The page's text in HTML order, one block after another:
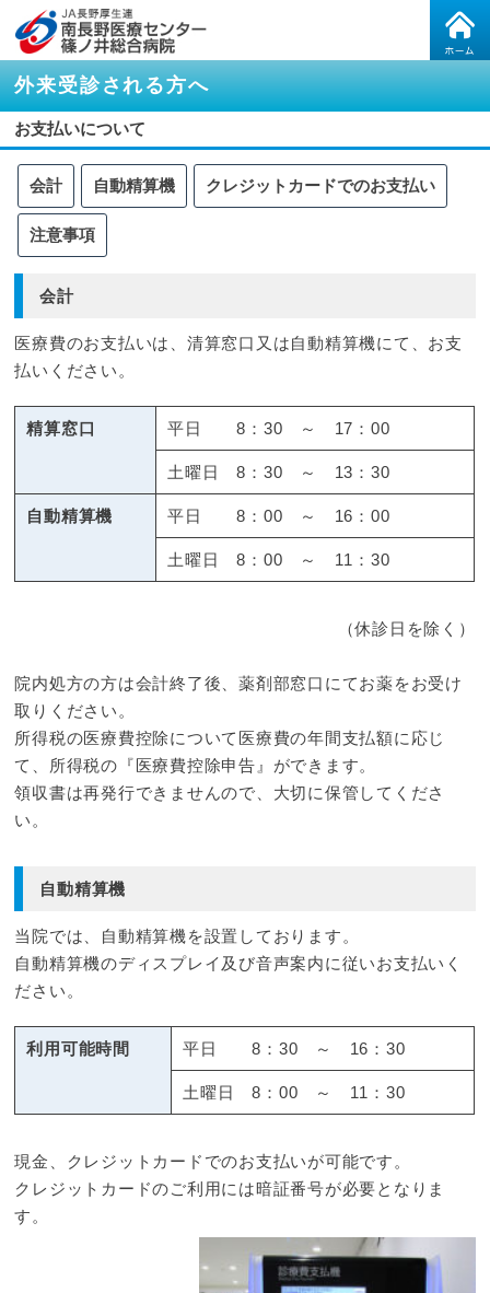
外来受診される方へ
お支払いについて
会計 自動精算機 クレジットカードでのお支払い
注意事項
会計
医療費のお支払いは、清算窓口又は自動精算機にて、お支
払いください。
精算窓口 平日 8：30 ～ 17：00
土曜日 8：30 ～ 13：30
自動精算機 平日 8：00 ～ 16：00
土曜日 8：00 ～ 11：30
（休診日を除く）
院内処方の方は会計終了後、薬剤部窓口にてお薬をお受け
取りください。
所得税の医療費控除について医療費の年間支払額に応じ
て、所得税の『医療費控除申告』ができます。
領収書は再発行できませんので、大切に保管してくださ
い。
自動精算機
当院では、自動精算機を設置しております。
自動精算機のディスプレイ及び音声案内に従いお支払いく
ださい。
利用可能時間 平日 8：30 ～ 16：30
土曜日 8：00 ～ 11：30
現金、クレジットカードでのお支払いが可能です。
クレジットカードのご利用には暗証番号が必要となりま
す。